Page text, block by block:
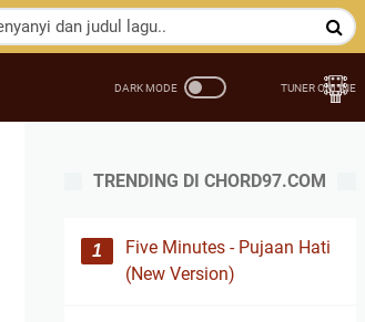
TRENDING DI CHORD97.COM
Five Minutes - Pujaan Hati
(New Version)